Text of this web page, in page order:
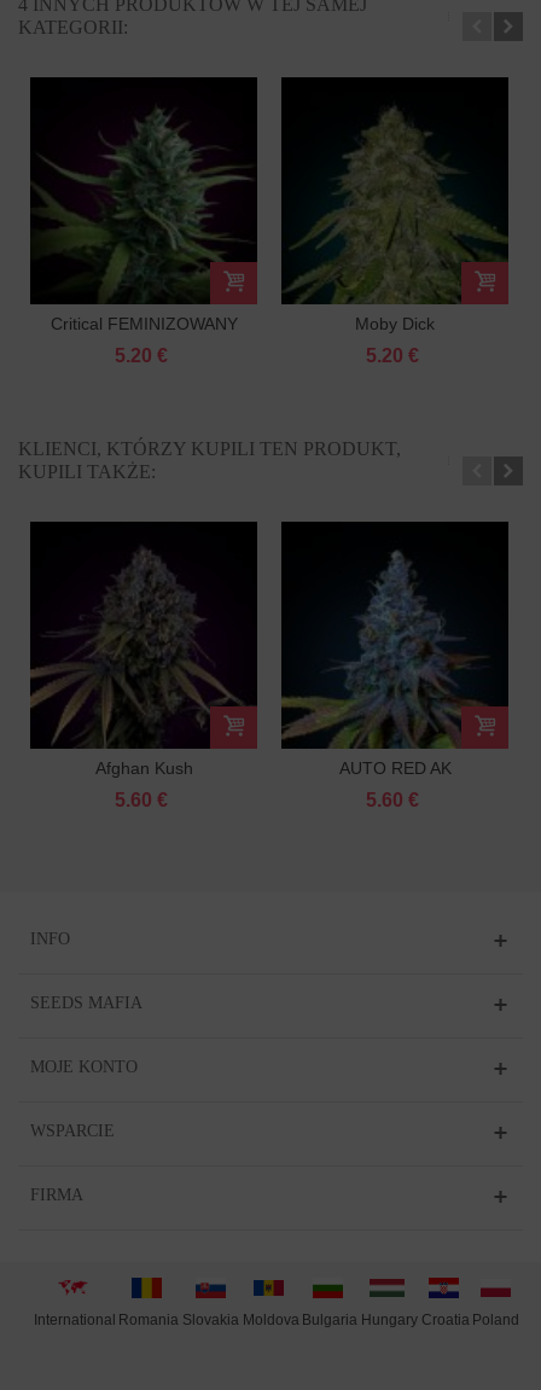
4 INNYCH PRODUKTÓW W TEJ SAMEJ
KATEGORII:
Critical FEMINIZOWANY
5.20 €
Moby Dick
FEMINIZOWANY
5.20 €
KLIENCI, KTÓRZY KUPILI TEN PRODUKT,
KUPILI TAKŻE:
Afghan Kush
FEMINIZOWANY
5.60 €
AUTO RED AK
FEMINIZOWANY
5.60 €
INFO
SEEDS MAFIA
MOJE KONTO
WSPARCIE
FIRMA
International Romania Slovakia Moldova Bulgaria Hungary Croatia Poland